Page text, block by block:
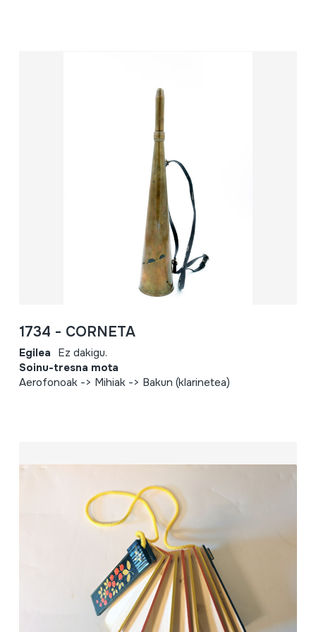
1734 - CORNETA
Egilea Ez dakigu.
Soinu-tresna mota
Aerofonoak -> Mihiak -> Bakun (klarinetea)